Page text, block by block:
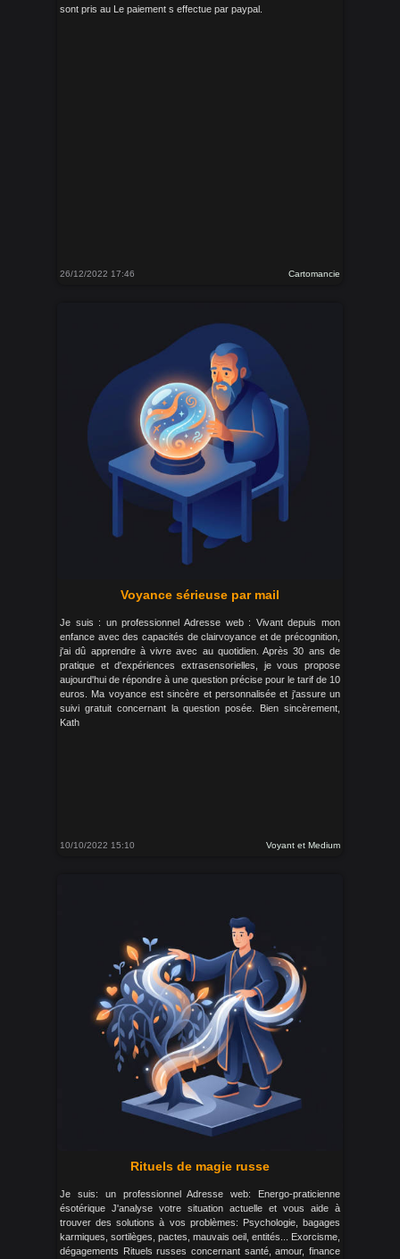
sont pris au Le paiement s effectue par paypal.
26/12/2022 17:46 Cartomancie
Voyance sérieuse par mail
Je suis : un professionnel Adresse web : Vivant depuis mon
enfance avec des capacités de clairvoyance et de précognition,
j'ai dû apprendre à vivre avec au quotidien. Après 30 ans de
pratique et d'expériences extrasensorielles, je vous propose
aujourd'hui de répondre à une question précise pour le tarif de 10
euros. Ma voyance est sincère et personnalisée et j'assure un
suivi gratuit concernant la question posée. Bien sincèrement,
Kath
10/10/2022 15:10 Voyant et Medium
Rituels de magie russe
Je suis: un professionnel Adresse web: Energo-praticienne
ésotérique J'analyse votre situation actuelle et vous aide à
trouver des solutions à vos problèmes: Psychologie, bagages
karmiques, sortilèges, pactes, mauvais oeil, entités... Exorcisme,
dégagements Rituels russes concernant santé, amour, finance